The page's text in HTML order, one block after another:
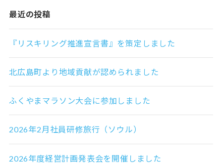
最近の投稿
『リスキリング推進宣言書』を策定しました
北広島町より地域貢献が認められました
ふくやまマラソン大会に参加しました
2026年2月社員研修旅行（ソウル）
2026年度経営計画発表会を開催しました